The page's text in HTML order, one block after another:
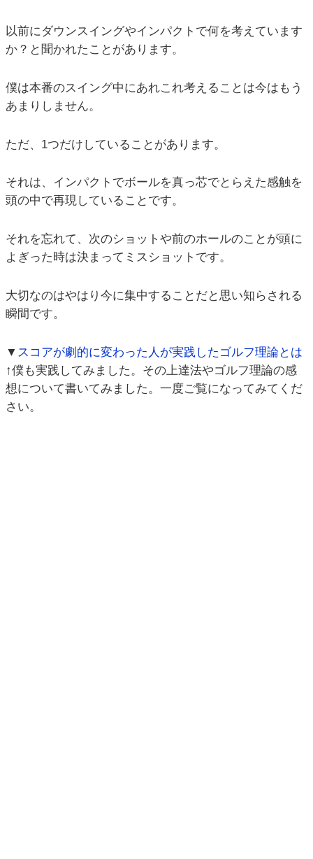
以前にダウンスイングやインパクトで何を考えています
か？と聞かれたことがあります。
僕は本番のスイング中にあれこれ考えることは今はもう
あまりしません。
ただ、1つだけしていることがあります。
それは、インパクトでボールを真っ芯でとらえた感触を
頭の中で再現していることです。
それを忘れて、次のショットや前のホールのことが頭に
よぎった時は決まってミスショットです。
大切なのはやはり今に集中することだと思い知らされる
瞬間です。
▼ スコアが劇的に変わった人が実践したゴルフ理論とは
↑僕も実践してみました。その上達法やゴルフ理論の感
想について書いてみました。一度ご覧になってみてくだ
さい。